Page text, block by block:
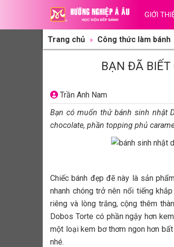
content
GIỚI
Trang chủ » Công thức làm bánh
BẠN ĐÃ BIẾT
Trần Anh Nam
Bạn có muốn thử bánh sinh nhật
chocolate, phần topping phủ
Chiếc bánh đẹp đẽ này là sản
nhanh chóng trở nên nổi tiếng
riêng và lòng trắng, cộng thêm
Dobos Torte có phần ngậy hơn
một loại kem bơ thơm ngon hơn
nhé.